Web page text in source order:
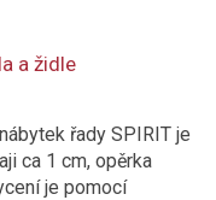
a židle
řady SPIRIT je
ca 1 cm, opěrka
je pomocí